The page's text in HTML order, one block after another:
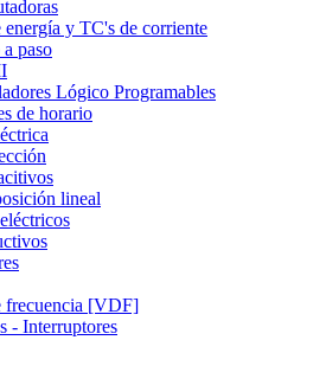
energía y TC's de corriente
paso
Lógico Programables
de horario
lineal
frecuencia [VDF]
- Interruptores